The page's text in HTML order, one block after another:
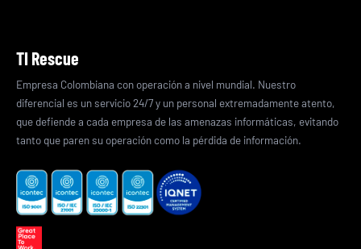
TI Rescue
Empresa Colombiana con operación a nivel mundial. Nuestro
diferencial es un servicio 24/7 y un personal extremadamente atento,
que defiende a cada empresa de las amenazas informáticas, evitando
tanto que paren su operación como la pérdida de información.